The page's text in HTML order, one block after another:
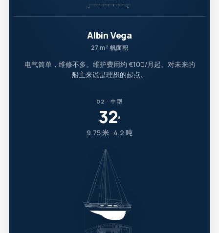
Albin Vega
27 m² 帆面积
电气简单，维修不多。维护费用约 €100/月起。对未来的
船主来说是理想的起点。
02 · 中型
32′
9.75 米 · 4.2 吨